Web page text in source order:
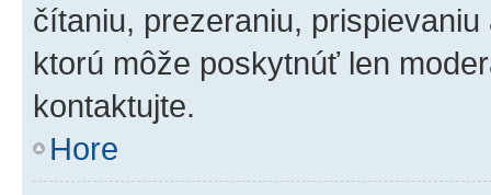
čítaniu, prezeraniu,
ktorú môže poskytnúť len
kontaktujte.
Hore